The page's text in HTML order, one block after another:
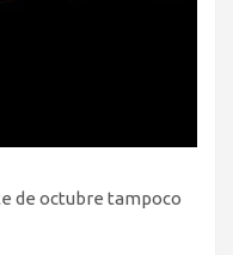
de octubre tampoco